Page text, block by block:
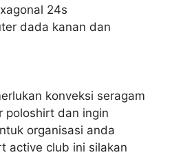
24s
dada kanan dan
konveksi seragam
poloshirt dan ingin
organisasi anda
active club ini silakan